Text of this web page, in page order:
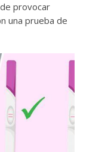
provocar
una prueba de